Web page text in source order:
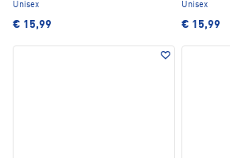
Unisex
€ 15,99
Unisex
€ 15,99